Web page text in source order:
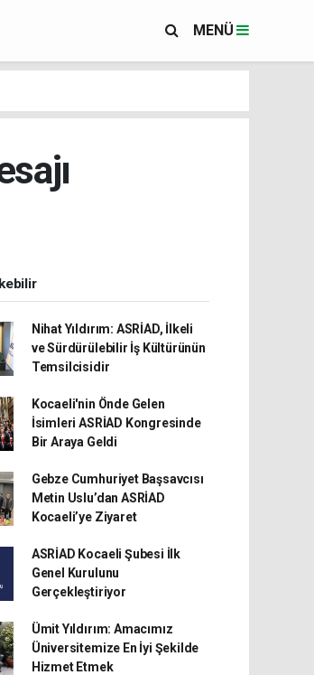
MENÜ
Nihat Yıldırım: ASRİAD, İlkeli
ve Sürdürülebilir İş Kültürünün
Temsilcisidir
Kocaeli'nin Önde Gelen
İsimleri ASRİAD Kongresinde
Bir Araya Geldi
Gebze Cumhuriyet Başsavcısı
Metin Uslu’dan ASRİAD
Kocaeli’ye Ziyaret
ASRİAD Kocaeli Şubesi İlk
Genel Kurulunu
Gerçekleştiriyor
Ümit Yıldırım: Amacımız
Üniversitemize En İyi Şekilde
Hizmet Etmek